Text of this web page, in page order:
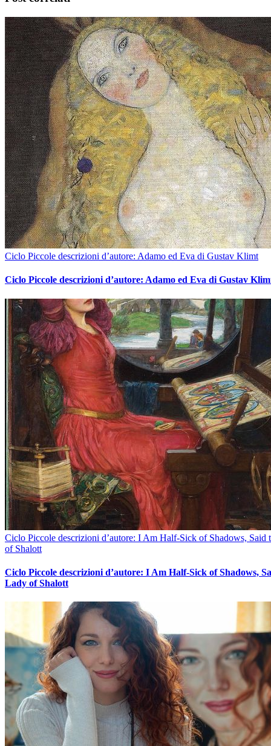
Ciclo Piccole descrizioni d’autore: Adamo ed Eva di Gustav Klimt
Ciclo Piccole descrizioni d’autore: Adamo ed Eva di Gustav
Ciclo Piccole descrizioni d’autore: I Am Half-Sick of Shadows, Said
of Shalott
Ciclo Piccole descrizioni d’autore: I Am Half-Sick of Shadows,
Lady of Shalott